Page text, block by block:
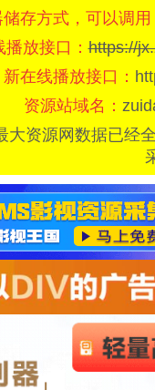
存方式，可以调
播放接口：https://
新在线播放接口：
资源站域名：
大资源网数据已经